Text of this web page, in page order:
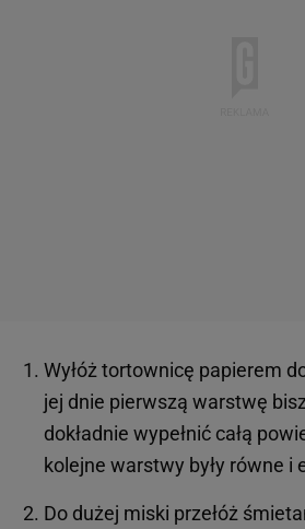
Wyłóż tortownicę papierem
jej dnie pierwszą warstwę
dokładnie wypełnić całą
kolejne warstwy były równe i
Do dużej miski przełóż